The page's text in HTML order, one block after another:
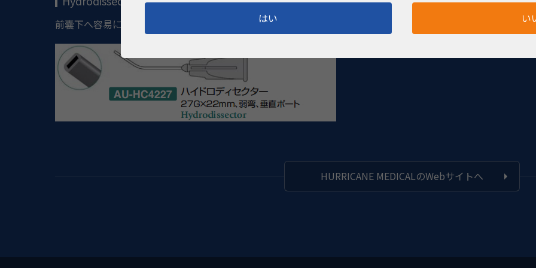
はい い
前嚢下へ容易に挿入できるよう、先端がフラットになっています。
HURRICANE MEDICALのWebサイトへ